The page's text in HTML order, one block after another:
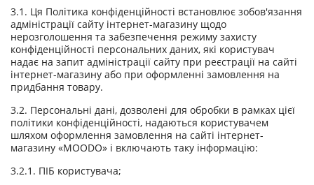
3.1. Ця Політика конфіденційності встановлює зобов'язання
адміністрації сайту інтернет-магазину щодо
нерозголошення та забезпечення режиму захисту
конфіденційності персональних даних, які користувач
надає на запит адміністрації сайту при реєстрації на сайті
інтернет-магазину або при оформленні замовлення на
придбання товару.
3.2. Персональні дані, дозволені для обробки в рамках цієї
політики конфіденційності, надаються користувачем
шляхом оформлення замовлення на сайті інтернет-
магазину «MOODO» і включають таку інформацію:
3.2.1. ПІБ користувача;